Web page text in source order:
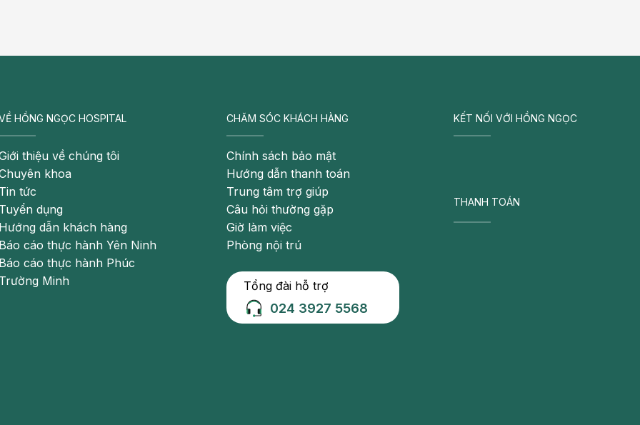
đánh giá mức độ tổn thương gan
hiện với các chi số men gan cao. Bệnh biểu hiện qua
của cơ thể tấn công dẫn đến gan bị viêm, từ đó làm
HỒNG NGỌC HOSPITAL
thiệu về chúng tôi
khoa
Tin tức
Tuyển dụng
Hướng dẫn khách hàng
Báo cáo thực hành Yên Ninh
Báo cáo thực hành Phúc
Trường Minh
CHĂM SÓC KHÁCH HÀNG
Chính sách bảo mật
Hướng dẫn thanh toán
Trung tâm trợ giúp
Câu hỏi thường gặp
Giờ làm việc
Phòng nội trú
Tổng đài hỗ trợ
024 3927 5568
KẾT NỐI VỚI HỒNG NGỌC
THANH TOÁN